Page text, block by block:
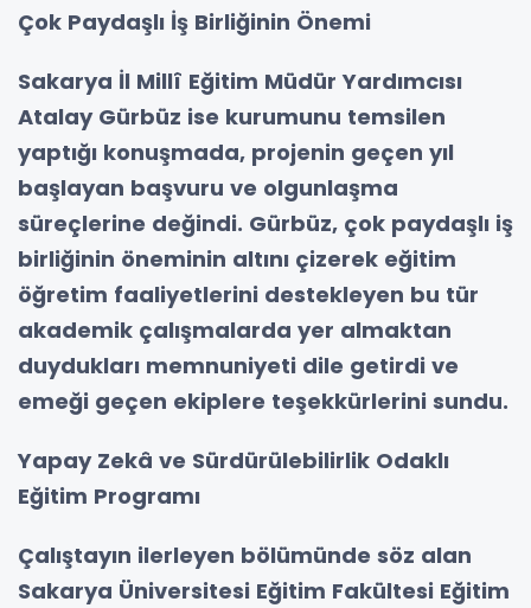
Çok Paydaşlı İş Birliğinin Önemi
Sakarya İl Millî Eğitim Müdür Yardımcısı
Atalay Gürbüz ise kurumunu temsilen
yaptığı konuşmada, projenin geçen yıl
başlayan başvuru ve olgunlaşma
süreçlerine değindi. Gürbüz, çok paydaşlı iş
birliğinin öneminin altını çizerek eğitim
öğretim faaliyetlerini destekleyen bu tür
akademik çalışmalarda yer almaktan
duydukları memnuniyeti dile getirdi ve
emeği geçen ekiplere teşekkürlerini sundu.
Yapay Zekâ ve Sürdürülebilirlik Odaklı
Eğitim Programı
Çalıştayın ilerleyen bölümünde söz alan
Sakarya Üniversitesi Eğitim Fakültesi Eğitim